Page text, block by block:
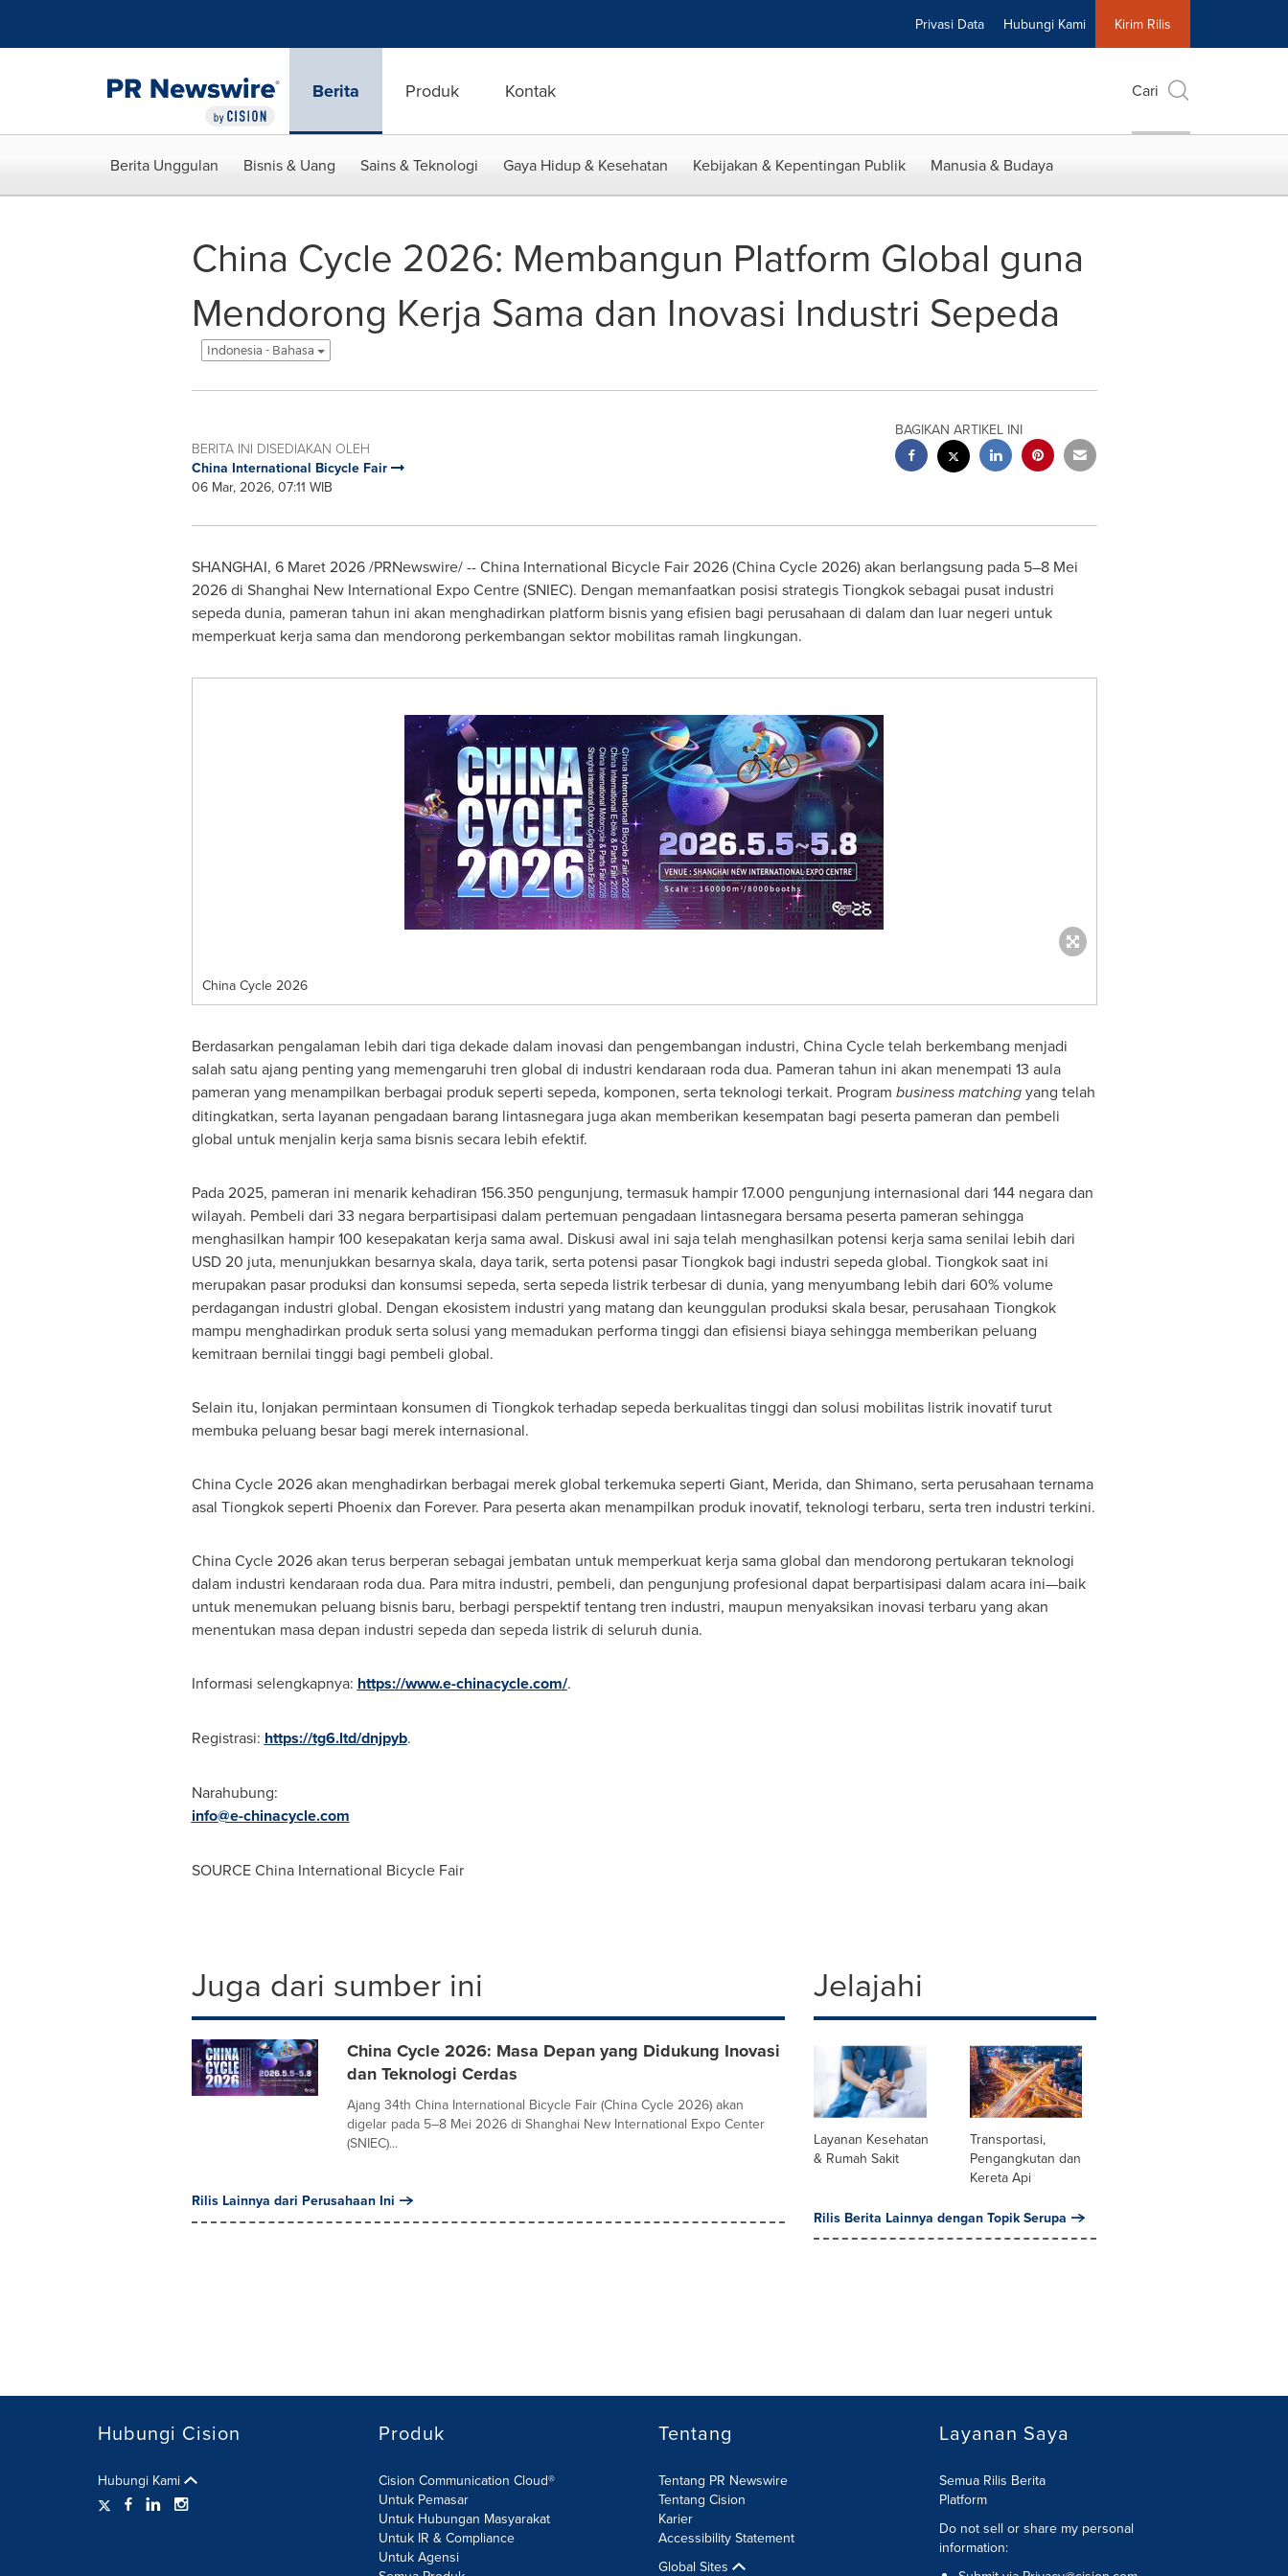
Privasi Data Hubungi Kami Kirim Rilis
Berita Produk Kontak Cari
Berita Unggulan Bisnis & Uang Sains & Teknologi Gaya Hidup & Kesehatan Kebijakan & Kepentingan Publik Manusia & Budaya
China Cycle 2026: Membangun Platform Global guna
Mendorong Kerja Sama dan Inovasi Industri Sepeda
Indonesia - Bahasa
BERITA INI DISEDIAKAN OLEH
China International Bicycle Fair
06 Mar, 2026, 07:11 WIB
BAGIKAN ARTIKEL INI
SHANGHAI, 6 Maret 2026 /PRNewswire/ -- China International Bicycle Fair 2026 (China Cycle 2026) akan berlangsung pada 5–8 Mei
2026 di Shanghai New International Expo Centre (SNIEC). Dengan memanfaatkan posisi strategis Tiongkok sebagai pusat industri
sepeda dunia, pameran tahun ini akan menghadirkan platform bisnis yang efisien bagi perusahaan di dalam dan luar negeri untuk
memperkuat kerja sama dan mendorong perkembangan sektor mobilitas ramah lingkungan.
China Cycle 2026
Berdasarkan pengalaman lebih dari tiga dekade dalam inovasi dan pengembangan industri, China Cycle telah berkembang menjadi
salah satu ajang penting yang memengaruhi tren global di industri kendaraan roda dua. Pameran tahun ini akan menempati 13 aula
pameran yang menampilkan berbagai produk seperti sepeda, komponen, serta teknologi terkait. Program business matchingyang telah
ditingkatkan, serta layanan pengadaan barang lintasnegara juga akan memberikan kesempatan bagi peserta pameran dan pembeli
global untuk menjalin kerja sama bisnis secara lebih efektif.
Pada 2025, pameran ini menarik kehadiran 156.350 pengunjung, termasuk hampir 17.000 pengunjung internasional dari 144 negara dan
wilayah. Pembeli dari 33 negara berpartisipasi dalam pertemuan pengadaan lintasnegara bersama peserta pameran sehingga
menghasilkan hampir 100 kesepakatan kerja sama awal. Diskusi awal ini saja telah menghasilkan potensi kerja sama senilai lebih dari
USD 20 juta, menunjukkan besarnya skala, daya tarik, serta potensi pasar Tiongkok bagi industri sepeda global. Tiongkok saat ini
merupakan pasar produksi dan konsumsi sepeda, serta sepeda listrik terbesar di dunia, yang menyumbang lebih dari 60% volume
perdagangan industri global. Dengan ekosistem industri yang matang dan keunggulan produksi skala besar, perusahaan Tiongkok
mampu menghadirkan produk serta solusi yang memadukan performa tinggi dan efisiensi biaya sehingga memberikan peluang
kemitraan bernilai tinggi bagi pembeli global.
Selain itu, lonjakan permintaan konsumen di Tiongkok terhadap sepeda berkualitas tinggi dan solusi mobilitas listrik inovatif turut
membuka peluang besar bagi merek internasional.
China Cycle 2026 akan menghadirkan berbagai merek global terkemuka seperti Giant, Merida, dan Shimano, serta perusahaan ternama
asal Tiongkok seperti Phoenix dan Forever. Para peserta akan menampilkan produk inovatif, teknologi terbaru, serta tren industri terkini.
China Cycle 2026 akan terus berperan sebagai jembatan untuk memperkuat kerja sama global dan mendorong pertukaran teknologi
dalam industri kendaraan roda dua. Para mitra industri, pembeli, dan pengunjung profesional dapat berpartisipasi dalam acara ini—baik
untuk menemukan peluang bisnis baru, berbagi perspektif tentang tren industri, maupun menyaksikan inovasi terbaru yang akan
menentukan masa depan industri sepeda dan sepeda listrik di seluruh dunia.
Informasi selengkapnya: https://www.e-chinacycle.com/.
Registrasi: https://tg6.ltd/dnjpyb.
Narahubung:
info@e-chinacycle.com
SOURCE China International Bicycle Fair
Juga dari sumber ini
China Cycle 2026: Masa Depan yang Didukung Inovasi
dan Teknologi Cerdas
Ajang 34th China International Bicycle Fair (China Cycle 2026) akan
digelar pada 5–8 Mei 2026 di Shanghai New International Expo Center
(SNIEC)...
Rilis Lainnya dari Perusahaan Ini
Jelajahi
Layanan Kesehatan
& Rumah Sakit
Transportasi,
Pengangkutan dan
Kereta Api
Rilis Berita Lainnya dengan Topik Serupa
Hubungi Cision
Hubungi Kami
Produk
Cision Communication Cloud®
Untuk Pemasar
Untuk Hubungan Masyarakat
Untuk IR & Compliance
Untuk Agensi
Tentang
Tentang PR Newswire
Tentang Cision
Karier
Accessibility Statement
Global Sites
Layanan Saya
Semua Rilis Berita
Platform
Do not sell or share my personal
information: